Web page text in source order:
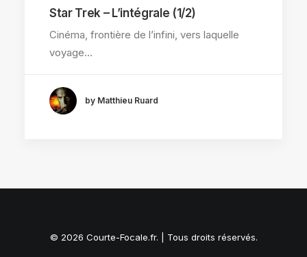
Star Trek – L’intégrale (1/2)
Cinéma, frontière de l’infini, vers laquelle
voyage…
by Matthieu Ruard
© 2026 Courte-Focale.fr. | Tous droits réservés.